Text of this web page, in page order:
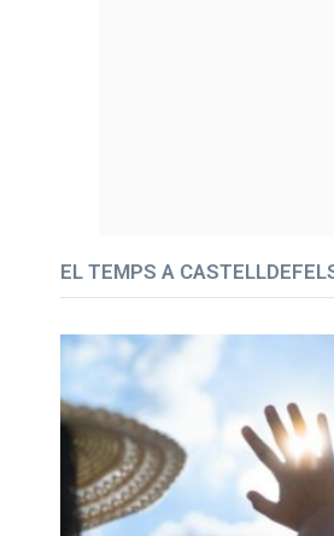
EL TEMPS A